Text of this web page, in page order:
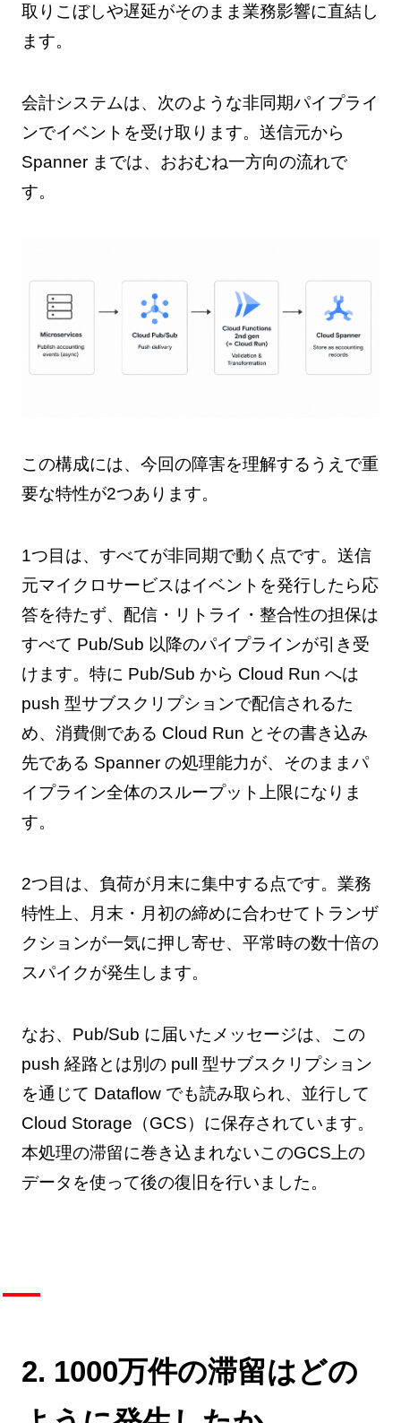
取りこぼしや遅延がそのまま業務影響に直結し
ます。
会計システムは、次のような非同期パイプライ
ンでイベントを受け取ります。送信元から
Spanner までは、おおむね一方向の流れで
す。
この構成には、今回の障害を理解するうえで重
要な特性が2つあります。
1つ目は、すべてが非同期で動く点です。送信
元マイクロサービスはイベントを発行したら応
答を待たず、配信・リトライ・整合性の担保は
すべて Pub/Sub 以降のパイプラインが引き受
けます。特に Pub/Sub から Cloud Run へは
push 型サブスクリプションで配信されるた
め、消費側である Cloud Run とその書き込み
先である Spanner の処理能力が、そのままパ
イプライン全体のスループット上限になりま
す。
2つ目は、負荷が月末に集中する点です。業務
特性上、月末・月初の締めに合わせてトランザ
クションが一気に押し寄せ、平常時の数十倍の
スパイクが発生します。
なお、Pub/Sub に届いたメッセージは、この
push 経路とは別の pull 型サブスクリプション
を通じて Dataflow でも読み取られ、並行して
Cloud Storage（GCS）に保存されています。
本処理の滞留に巻き込まれないこのGCS上の
データを使って後の復旧を行いました。
2. 1000万件の滞留はどの